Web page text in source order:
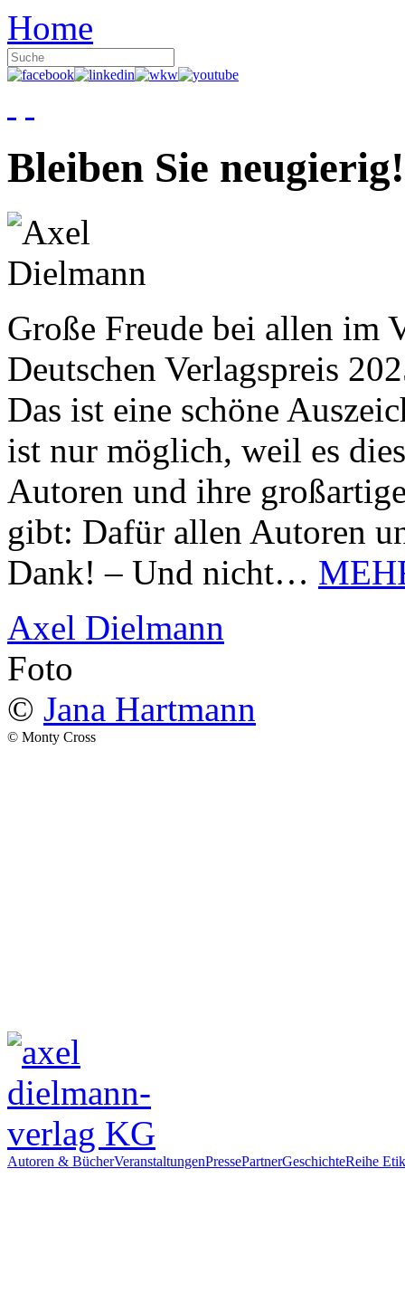
Home
Bleiben Sie neugierig!
Große Freude bei allen im
Deutschen Verlagspreis
Das ist eine schöne
ist nur möglich, weil es
Autoren und ihre
gibt: Dafür allen Autoren
Dank! – Und nicht…
Axel Dielmann
Foto
© Jana Hartmann
© Monty Cross
Autoren & BücherVeranstaltungenPressePartnerGeschichteReihe